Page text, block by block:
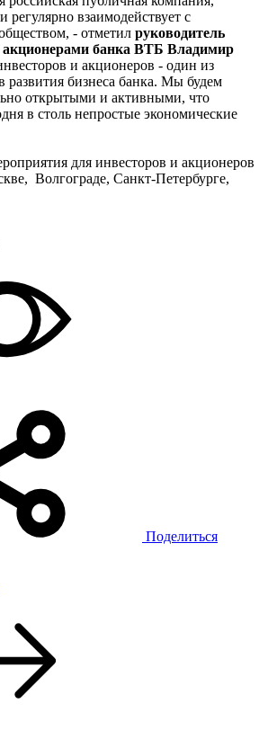
регулярно взаимодействует с
- отметил руководитель
акционерами банка ВТБ Владимир
и акционеров - один из
бизнеса банка. Мы будем
открытыми и активными, что
в столь непростые экономические
для инвесторов и акционеров
Волгограде, Санкт-Петербурге,
Поделиться